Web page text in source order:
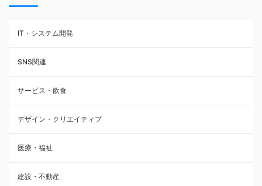
IT・システム開発
SNS関連
サービス・飲食
デザイン・クリエイティブ
医療・福祉
建設・不動産